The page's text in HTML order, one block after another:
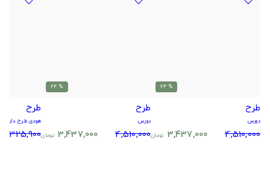
% 24
طرح
دورس
4,510,000
3,437,000 تومان
% 24
طرح
دورس
4,510,000
3,437,000 تومان
طرح
هودی طرح دار
5,325,900